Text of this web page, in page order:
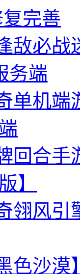
完善
敌必
务端
单机端
回合手
】
翎风引
色沙